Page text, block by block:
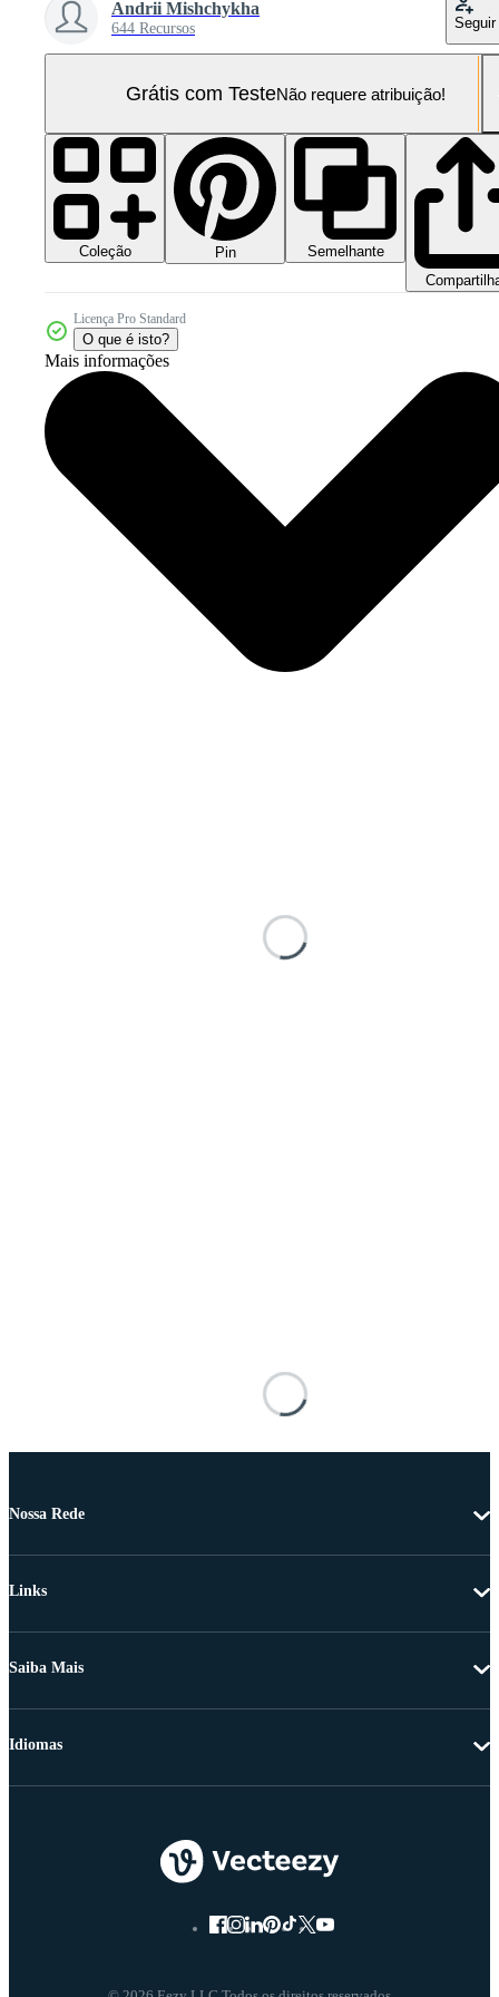
Andrii Mishchykha
644 Recursos Seguir
Grátis com TesteNão requere atribuição!
Coleção Pin
Semelhante
Licença Pro Standard
O que é isto?
Mais informações
Nossa Rede
Links
Saiba Mais
Idiomas